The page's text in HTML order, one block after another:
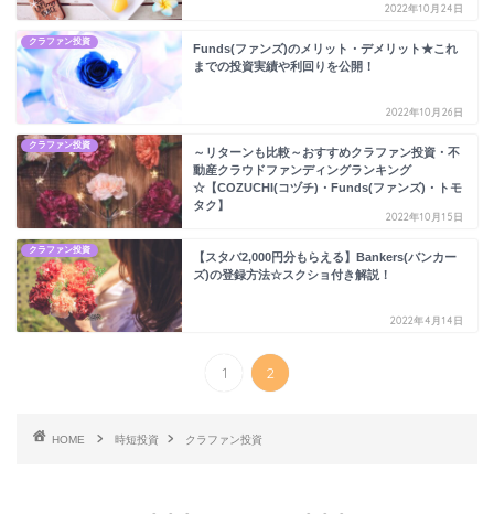
2022年10月24日
クラファン投資
Funds(ファンズ)のメリット・デメリット★これ
までの投資実績や利回りを公開！
2022年10月26日
クラファン投資
～リターンも比較～おすすめクラファン投資・不
動産クラウドファンディングランキング
☆【COZUCHI(コヅチ)・Funds(ファンズ)・トモ
タク】
2022年10月15日
クラファン投資
【スタバ2,000円分もらえる】Bankers(バンカー
ズ)の登録方法☆スクショ付き解説！
2022年4月14日
1 2
HOME 時短投資 クラファン投資